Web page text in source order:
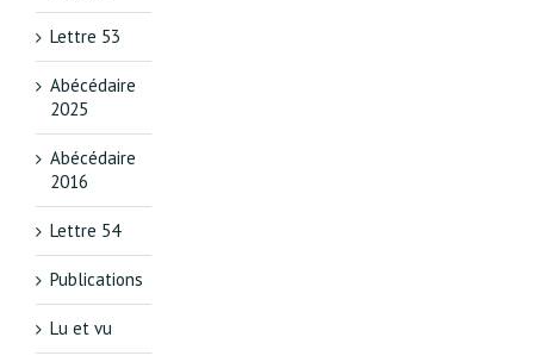
Lettre 53
Abécédaire
2025
Abécédaire
2016
Lettre 54
Publications
Lu et vu